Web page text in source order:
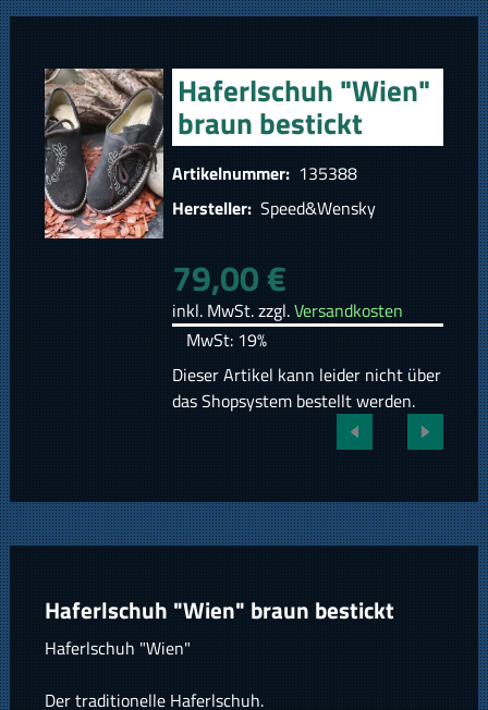
Haferlschuh "Wien"
braun bestickt
Artikelnummer: 135388
Hersteller: Speed&Wensky
79,00 €
inkl. MwSt. zzgl.Versandkosten
MwSt: 19%
Dieser Artikel kann leider nicht über
das Shopsystem bestellt werden.
Haferlschuh "Wien" braun bestickt
Haferlschuh "Wien"
Der traditionelle Haferlschuh.